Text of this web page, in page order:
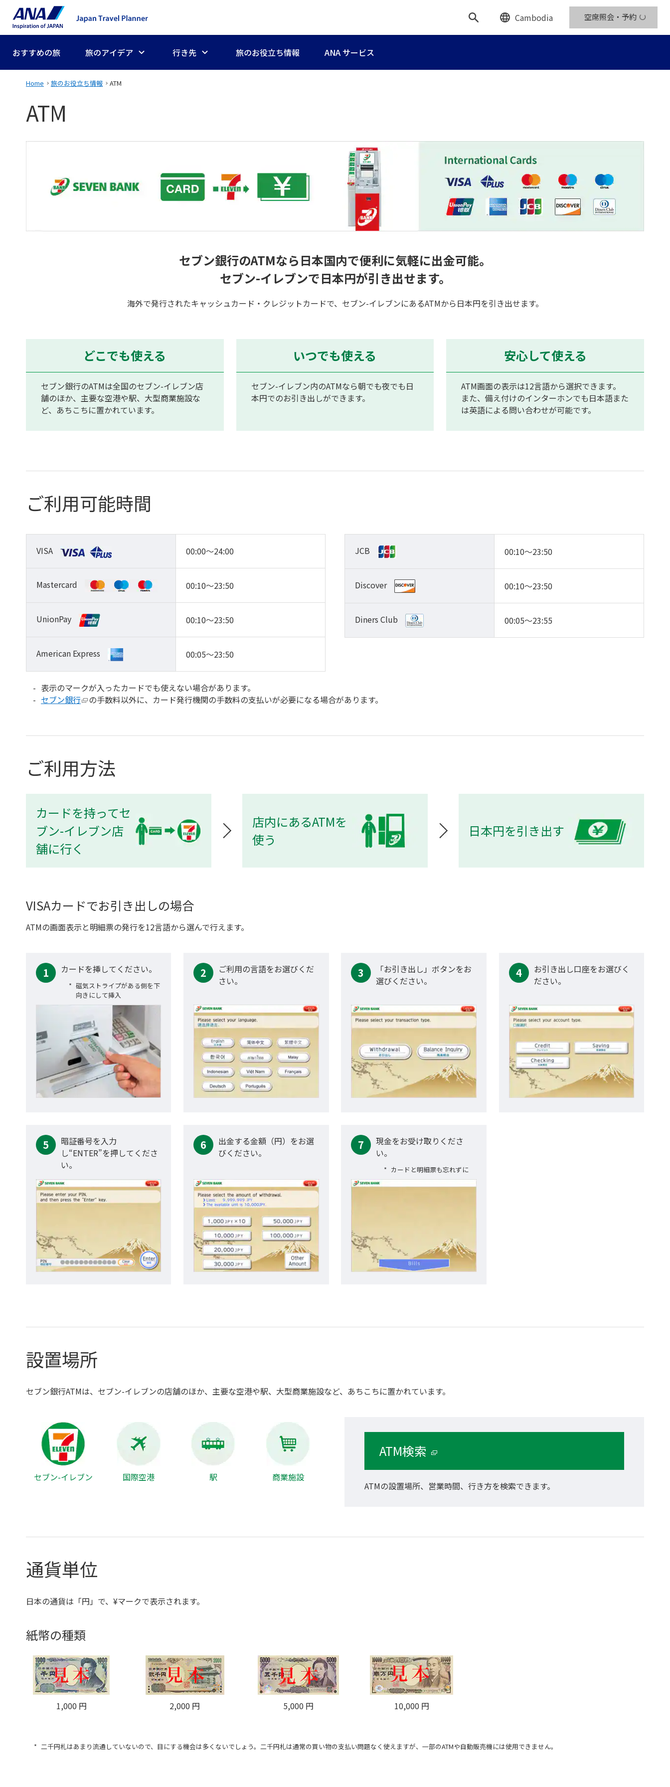
Cambodia 空席照会・予約
おすすめの旅 旅のアイデア 行き先 旅のお役立ち情報 ANA サービス
Home 旅のお役立ち情報 ATM
ATM
セブン銀行のATMなら日本国内で便利に気軽に出金可能。
セブン-イレブンで日本円が引き出せます。
海外で発行されたキャッシュカード・クレジットカードで、セブン-イレブンにあるATMから日本円を引き出せます。
どこでも使える
セブン銀行のATMは全国のセブン-イレブン店
舗のほか、主要な空港や駅、大型商業施設な
ど、あちこちに置かれています。
いつでも使える
セブン-イレブン内のATMなら朝でも夜でも日
本円でのお引き出しができます。
安心して使える
ATM画面の表示は12言語から選択できます。
また、備え付けのインターホンでも日本語また
は英語による問い合わせが可能です。
ご利用可能時間
VISA 00:00～24:00
Mastercard 00:10～23:50
UnionPay 00:10～23:50
American Express 00:05～23:50
JCB 00:10～23:50
Discover 00:10～23:50
Diners Club 00:05～23:55
表示のマークが入ったカードでも使えない場合があります。
セブン銀行
の手数料以外に、カード発行機関の手数料の支払いが必要になる場合があります。
ご利用方法
カードを持ってセ
ブン-イレブン店
舗に行く
店内にあるATMを
使う
日本円を引き出す
VISAカードでお引き出しの場合
ATMの画面表示と明細票の発行を12言語から選んで行えます。
1 カードを挿してください。
磁気ストライプがある側を下
向きにして挿入
2
ご利用の言語をお選びくだ
さい。
3
「お引き出し」ボタンをお
選びください。
4
お引き出し口座をお選びく
ださい。
5
暗証番号を入力
し“ENTER”を押してくださ
い。
6
出金する金額（円）をお選
びください。
7
現金をお受け取りくださ
い。
カードと明細票も忘れずに
設置場所
セブン銀行ATMは、セブン-イレブンの店舗のほか、主要な空港や駅、大型商業施設など、あちこちに置かれています。
セブン-イレブン 国際空港 駅 商業施設
ATM検索
ATMの設置場所、営業時間、行き方を検索できます。
通貨単位
日本の通貨は「円」で、¥マークで表示されます。
紙幣の種類
1,000 円 2,000 円 5,000 円 10,000 円
二千円札はあまり流通していないので、目にする機会は多くないでしょう。二千円札は通常の買い物の支払い問題なく使えますが、一部のATMや自動販売機には使用できません。